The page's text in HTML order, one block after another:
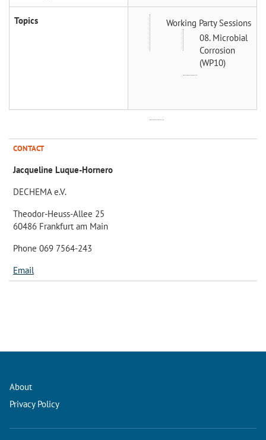
Topics
Working Party Sessions
08. Microbial
Corrosion
(WP10)
CONTACT
Jacqueline Luque-Hornero
DECHEMA e.V.
Theodor-Heuss-Allee 25
60486 Frankfurt am Main
Phone 069 7564-243
Email
About
Privacy Policy